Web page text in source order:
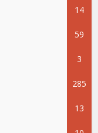
14
59
3
285
13